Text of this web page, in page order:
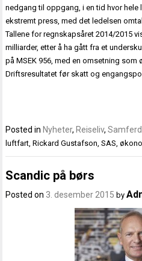
nedgang til oppgang, i en tid hvor
ekstremt press, med det ledelsen
Tallene for regnskapsåret 2014/2015
milliarder, etter å ha gått fra et
på MSEK 956, med en omsetning som
Driftsresultatet før skatt og
Posted in Nyheter, Reiseliv,
luftfart,Rickard Gustafson,SAS,
Scandic på børs
Posted on 3. desember 2015 by